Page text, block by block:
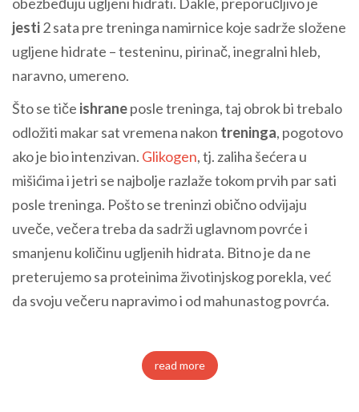
jesti2 sata pre treninga namirnice koje sadrže složene
ugljene hidrate – testeninu, pirinač, inegralni hleb,
naravno, umereno.
Što se tiče ishraneposle treninga, taj obrok bi trebalo
odložiti makar sat vremena nakon treninga, pogotovo
ako je bio intenzivan. Glikogen, tj. zaliha šećera u
mišićima i jetri se najbolje razlaže tokom prvih par sati
posle treninga. Pošto se treninzi obično odvijaju
uveče, večera treba da sadrži uglavnom povrće i
smanjenu količinu ugljenih hidrata. Bitno je da ne
preterujemo sa proteinima životinjskog porekla, već
da svoju večeru napravimo i od mahunastog povrća.
read more